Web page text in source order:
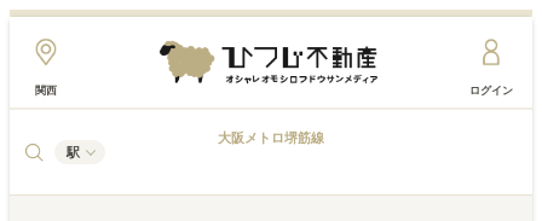
関西 ログイン
駅
大阪メトロ堺筋線